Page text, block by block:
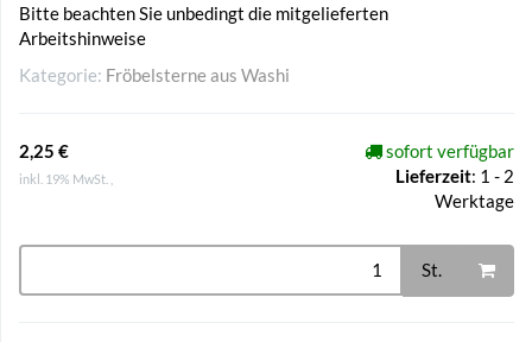
Bitte beachten Sie unbedingt die mitgelieferten
Arbeitshinweise
Kategorie: Fröbelsterne aus Washi
2,25 €
inkl. 19% MwSt. ,
sofort verfügbar
Lieferzeit: 1 - 2
Werktage
St.